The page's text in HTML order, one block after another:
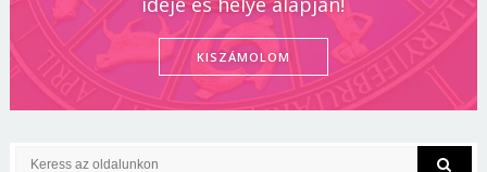
KISZÁMOLOM